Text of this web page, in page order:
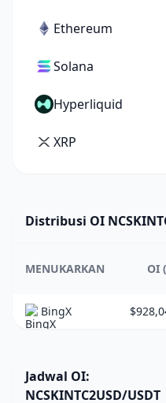
Ethereum
Solana
Hyperliquid
XRP
Distribusi OI
MENUKARKAN OI
BingX
Jadwal OI:
NCSKINTC2USD/USDT